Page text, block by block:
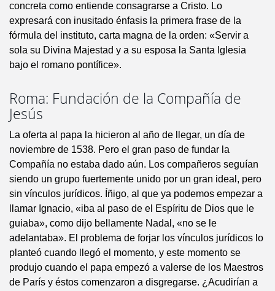
concreta como entiende consagrarse a Cristo. Lo
expresará con inusitado énfasis la primera frase de la
fórmula del instituto, carta magna de la orden: «Servir a
sola su Divina Majestad y a su esposa la Santa Iglesia
bajo el romano pontífice».
Roma: Fundación de la Compañía de
Jesús
La oferta al papa la hicieron al año de llegar, un día de
noviembre de 1538. Pero el gran paso de fundar la
Compañía no estaba dado aún. Los compañeros seguían
siendo un grupo fuertemente unido por un gran ideal, pero
sin vínculos jurídicos. Íñigo, al que ya podemos empezar a
llamar Ignacio, «iba al paso de el Espíritu de Dios que le
guiaba», como dijo bellamente Nadal, «no se le
adelantaba». El problema de forjar los vínculos jurídicos lo
planteó cuando llegó el momento, y este momento se
produjo cuando el papa empezó a valerse de los Maestros
de París y éstos comenzaron a disgregarse. ¿Acudirían a